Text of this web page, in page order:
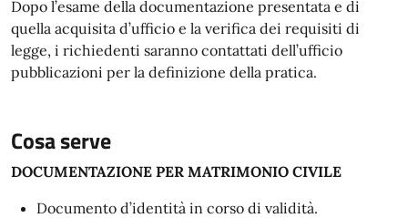
Dopo l’esame della documentazione presentata e di
quella acquisita d’ufficio e la verifica dei requisiti di
legge, i richiedenti saranno contattati dell’ufficio
pubblicazioni per la definizione della pratica.
Cosa serve
DOCUMENTAZIONE PER MATRIMONIO CIVILE
Documento d’identità in corso di validità.